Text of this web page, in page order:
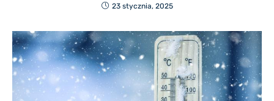
23 stycznia, 2025